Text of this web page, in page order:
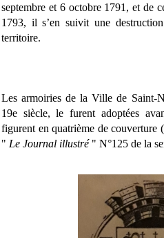
septembre et 6 octobre 1791, et de
1793, il s’en suivit une
territoire.
Les armoiries de la Ville de Saint-
19e siècle, le furent adoptées
figurent en quatrième de couverture
" Le Journal illustré" N°125 de la